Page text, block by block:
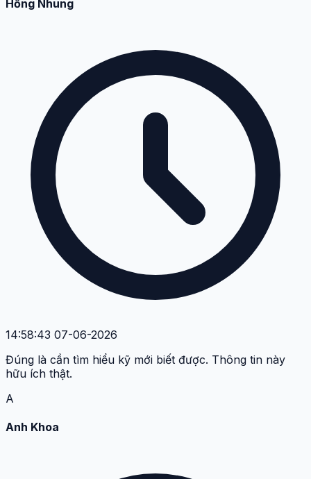
Hồng Nhung
14:58:43 07-06-2026
Đúng là cần tìm hiểu kỹ mới biết được. Thông tin này
hữu ích thật.
A
Anh Khoa